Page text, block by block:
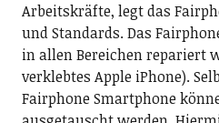
Arbeitskräfte, legt das
und Standards. Das
in allen Bereichen repariert
verklebtes Apple iPhone).
Fairphone Smartphone